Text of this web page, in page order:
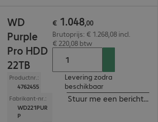
WD
Purple
Pro HDD
22TB
Productnr.:
4762455
Fabrikant-nr.:
WD221PUR
P
€ 1.048,00
Brutoprijs: € 1.268,08 incl.
€ 220,08 btw
Levering zodra
beschikbaar
Stuur me een bericht